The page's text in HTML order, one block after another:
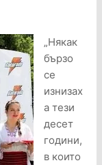
„Някак
бързо
се
изнизах
а тези
десет
години,
в които